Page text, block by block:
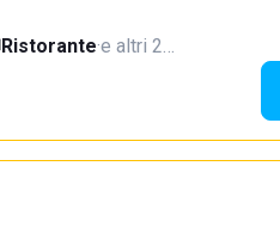
Ristorante·e altri 2…